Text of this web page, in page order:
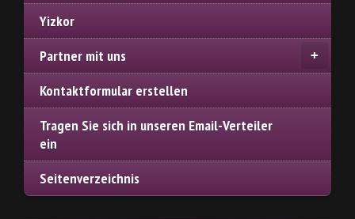
Yizkor
Partner mit uns
Kontaktformular erstellen
Tragen Sie sich in unseren Email-Verteiler
ein
Seitenverzeichnis